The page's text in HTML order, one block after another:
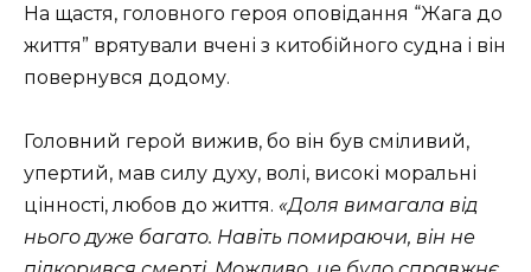
На щастя, головного героя оповідання “Жага до
життя” врятували вчені з китобійного судна і він
повернувся додому.
Головний герой вижив, бо він був сміливий,
упертий, мав силу духу, волі, високі моральні
цінності, любов до життя. «Доля вимагала від
нього дуже багато. Навіть помираючи, він не